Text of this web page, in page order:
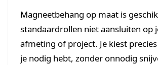
Magneetbehang op maat is
standaardrollen niet aansluiten op
afmeting of project. Je kiest
je nodig hebt, zonder onnodig